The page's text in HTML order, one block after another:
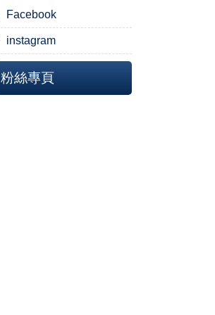
Facebook
instagram
粉絲專頁